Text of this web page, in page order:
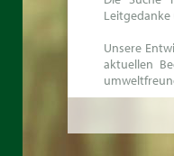
Leitgedanke
Unsere
aktuellen